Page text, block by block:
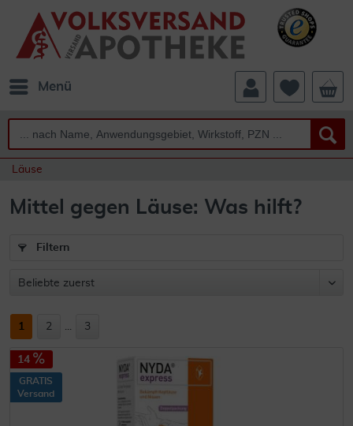
Menü
Läuse
Mittel gegen Läuse: Was hilft?
Filtern
1 2 ... 3
14
GRATIS
Versand